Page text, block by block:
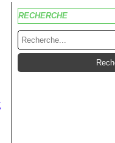
RECHERCHE